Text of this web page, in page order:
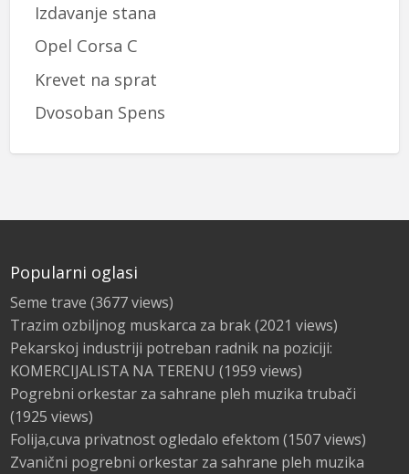
Izdavanje stana
Opel Corsa C
Krevet na sprat
Dvosoban Spens
Popularni oglasi
Seme trave (3677 views)
Trazim ozbiljnog muskarca za brak(2021 views)
Pekarskoj industriji potreban radnik na poziciji:
KOMERCIJALISTA NA TERENU (1959 views)
Pogrebni orkestar za sahrane pleh muzika trubači
(1925 views)
Folija,cuva privatnost ogledalo efektom (1507 views)
Zvanični pogrebni orkestar za sahrane pleh muzika